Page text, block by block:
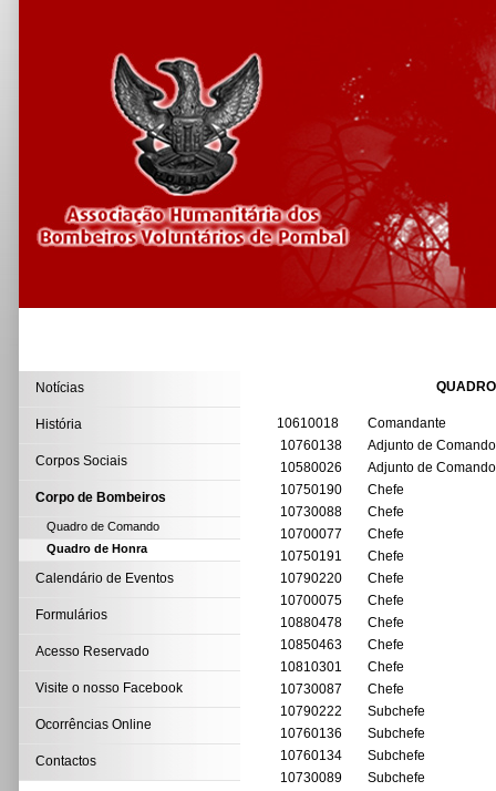
Notícias
História
Corpos Sociais
Corpo de Bombeiros
Quadro de Comando
Quadro de Honra
Calendário de Eventos
Formulários
Acesso Reservado
Visite o nosso Facebook
Ocorrências Online
Contactos
10610018
Comandante
10760138
Adjunto de Comando
10580026
Adjunto de Comando
10750190
Chefe
10730088
Chefe
10700077
Chefe
10750191
Chefe
10790220
Chefe
10700075
Chefe
10880478
Chefe
10850463
Chefe
10810301
Chefe
10730087
Chefe
10790222
Subchefe
10760136
Subchefe
10760134
Subchefe
10730089
Subchefe